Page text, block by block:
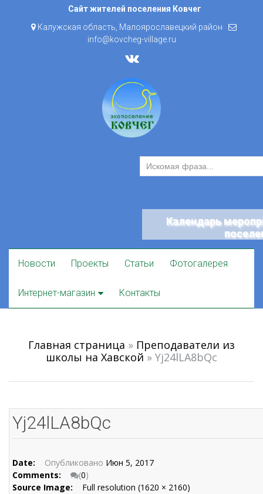
Skip
content
Сайт жителей поселения Ковчег
Калужская область, Малоярославецкий район
info@kovcheg-village.ru
Календарь
Новости Проекты Статьи Фотогалерея
Интернет-магазин Контакты
Главная страница » Преподаватели из
школы на Хавской » Yj24lLA8bQc
Yj24lLA8bQc
Date: Опубликовано Июн 5, 2017
Comments:
(0)
Source Image:
Full resolution (1620 × 2160)